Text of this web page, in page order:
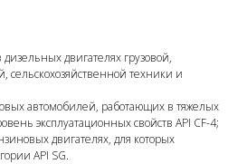
дизельных двигателях грузовой,
сельскохозяйственной техники и
автомобилей, работающих в тяжелых
эксплуатационных свойств API CF-4;
двигателях, для которых
API SG.